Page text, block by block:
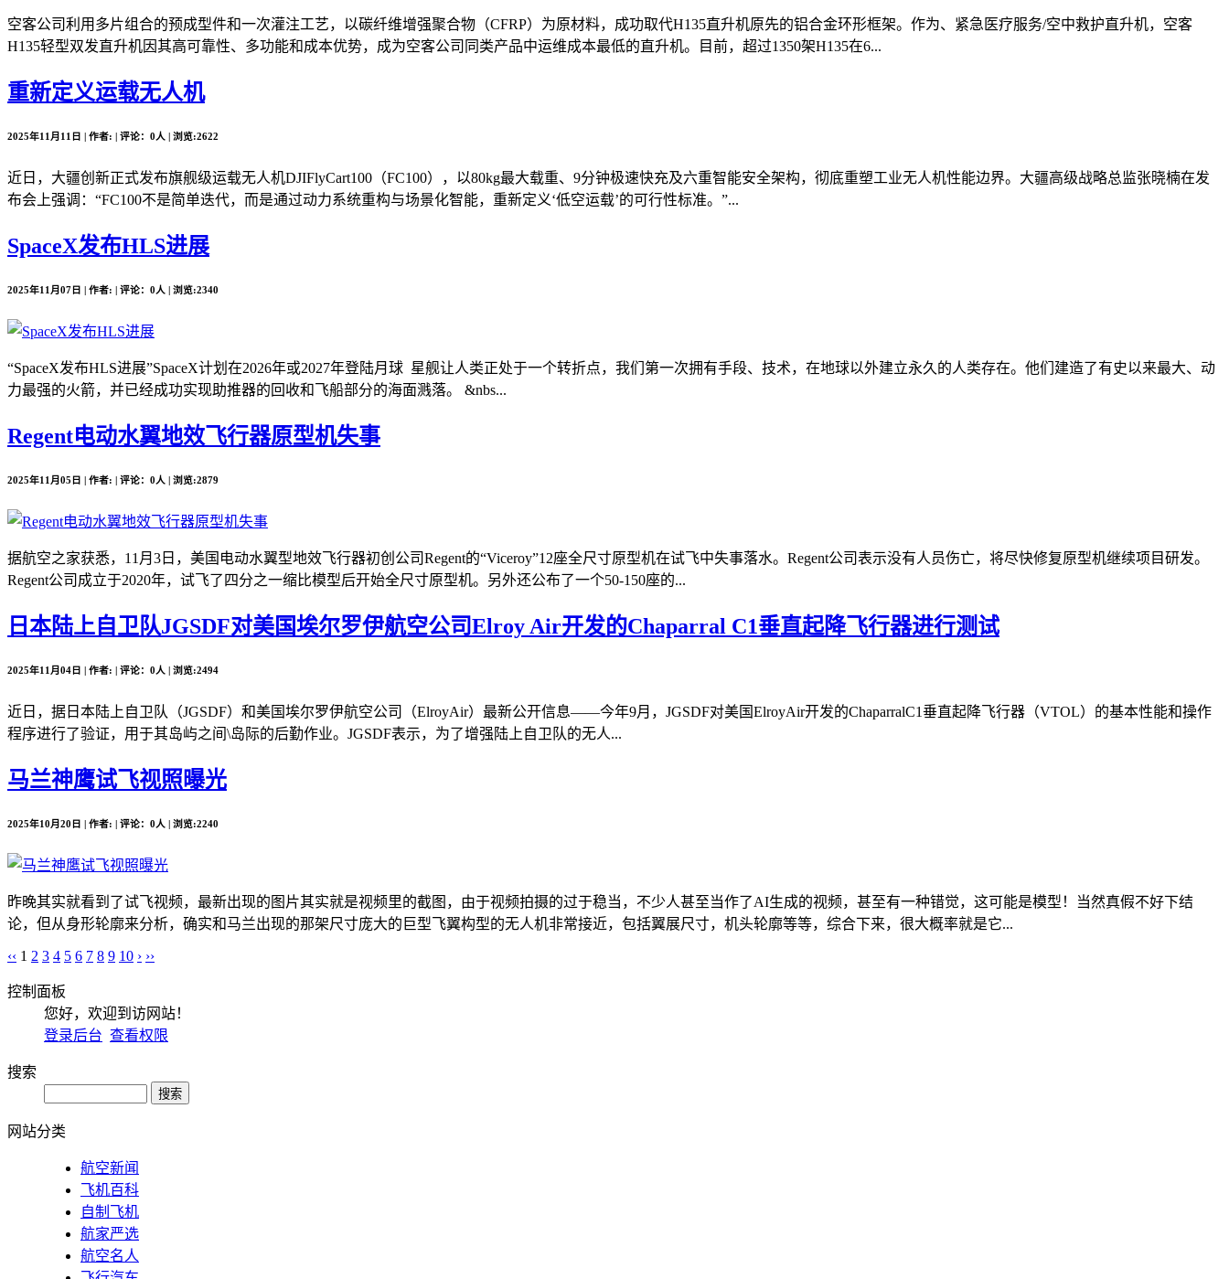
空客公司利用多片组合的预成型件和一次灌注工艺，以碳纤维增强聚合物（CFRP）为原材料，成功取代H135直升机原先的铝合金环形框架。作为、紧急医疗服务/空中救护直升机，空客
H135轻型双发直升机因其高可靠性、多功能和成本优势，成为空客公司同类产品中运维成本最低的直升机。目前，超过1350架H135在6...
重新定义运载无人机
2025年11月11日 | 作者: | 评论：0人 | 浏览:2622
近日，大疆创新正式发布旗舰级运载无人机DJIFlyCart100（FC100），以80kg最大载重、9分钟极速快充及六重智能安全架构，彻底重塑工业无人机性能边界。大疆高级战略总监张晓楠在发
布会上强调：“FC100不是简单迭代，而是通过动力系统重构与场景化智能，重新定义‘低空运载’的可行性标准。”...
SpaceX发布HLS进展
2025年11月07日 | 作者: | 评论：0人 | 浏览:2340
“SpaceX发布HLS进展”SpaceX计划在2026年或2027年登陆月球 星舰让人类正处于一个转折点，我们第一次拥有手段、技术，在地球以外建立永久的人类存在。他们建造了有史以来最大、动
力最强的火箭，并已经成功实现助推器的回收和飞船部分的海面溅落。 &nbs...
Regent电动水翼地效飞行器原型机失事
2025年11月05日 | 作者: | 评论：0人 | 浏览:2879
据航空之家获悉，11月3日，美国电动水翼型地效飞行器初创公司Regent的“Viceroy”12座全尺寸原型机在试飞中失事落水。Regent公司表示没有人员伤亡，将尽快修复原型机继续项目研发。
Regent公司成立于2020年，试飞了四分之一缩比模型后开始全尺寸原型机。另外还公布了一个50-150座的...
日本陆上自卫队JGSDF对美国埃尔罗伊航空公司Elroy Air开发的Chaparral C1垂直起降飞行器进行测试
2025年11月04日 | 作者: | 评论：0人 | 浏览:2494
近日，据日本陆上自卫队（JGSDF）和美国埃尔罗伊航空公司（ElroyAir）最新公开信息——今年9月，JGSDF对美国ElroyAir开发的ChaparralC1垂直起降飞行器（VTOL）的基本性能和操作
程序进行了验证，用于其岛屿之间\岛际的后勤作业。JGSDF表示，为了增强陆上自卫队的无人...
马兰神鹰试飞视照曝光
2025年10月20日 | 作者: | 评论：0人 | 浏览:2240
昨晚其实就看到了试飞视频，最新出现的图片其实就是视频里的截图，由于视频拍摄的过于稳当，不少人甚至当作了AI生成的视频，甚至有一种错觉，这可能是模型！当然真假不好下结
论，但从身形轮廓来分析，确实和马兰出现的那架尺寸庞大的巨型飞翼构型的无人机非常接近，包括翼展尺寸，机头轮廓等等，综合下来，很大概率就是它...
‹‹ 1 2 3 4 5 6 7 8 9 10 › ››
控制面板
您好，欢迎到访网站！
登录后台 查看权限
搜索
网站分类
航空新闻
飞机百科
自制飞机
航家严选
航空名人